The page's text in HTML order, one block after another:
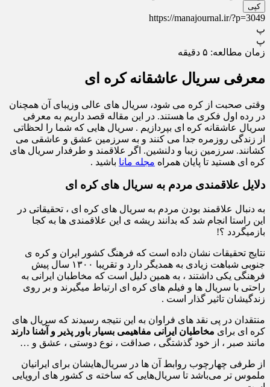
کپی
https://manajournal.ir/?p=3049
پ
پ
زمان مطالعه: ۵ دقیقه
معرفی سریال عاشقانه کره ای
وقتی صحبت از کره می شود، سریال های عالی وزیبای آن همچنان
در رده اول فکری ما هستند. در این مقاله قصد داریم به معرفی
سریال عاشقانه کره ای بپردازیم . سریال هایی که شما را لحظاتی
از زندگی روزمره جدا می کنند و به سرزمین عشق و عاشقی می
کشانند. سرزمین زیبا و دلنشین. اگر علاقمند و طرفدار سریال های
کره ای هستید تا پایان همراه مجله مانا باشید .
دلایل علاقمندی مردم به سریال های کره ای
به دنبال علاقمند بودن مردم به سریال های کره ای ، تحقیقاتی در
این راستا انجام شد که بدانند ریشه ی این علاقمندی ها به کجا
بازمیگردد ؟!
نتایج تحقیقات نشان داده است که فرهنگ کشور ایران و کره ی
جنوبی شباهت زیادی به همدیگر دارد و تقریبا ۱۳۰۰ سال پیش
فرهنگی یکی داشتند ، به همین دلیل است که مخاطبان ایرانی به
راحتی با سریال ها و فیلم های کره ای ارتباط میگیرند و بر روی
زندگیشان تاثیر گذار است .
منتقدان در پی نقد های فراوان به این نتیجه رسیدند که سریال های
کره ای برای مخاطبان ایرانی مفاهیمی بسیار باور پذیر و آشنا دارند
مانند صبر ، از خود گذشتگی ، صداقت ، نوع دوستی ، عشق و …
از طرفی چهارچوب روابط آن ها در سریال‌هایشان برای ایرانیان
ملموس تر می‌باشد تا سریال‌هایی که ساخته ی کشور های اروپایی